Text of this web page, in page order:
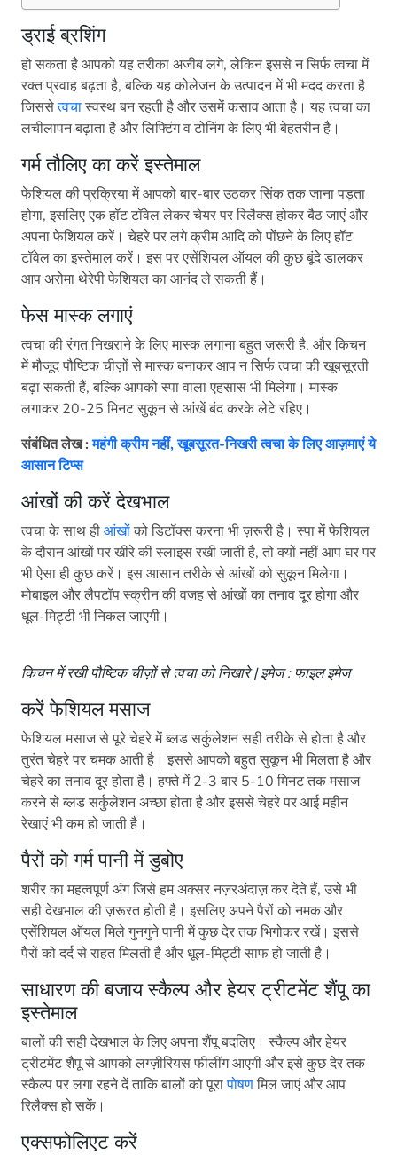
ड्राई ब्रशिंग
हो सकता है आपको यह तरीका अजीब लगे, लेकिन इससे न सिर्फ त्वचा में
रक्त प्रवाह बढ़ता है, बल्कि यह कोलेजन के उत्पादन में भी मदद करता है
जिससेत्वचास्वस्थ बन रहती है और उसमें कसाव आता है। यह त्वचा का
लचीलापन बढ़ाता है और लिफ्टिंग व टोनिंग के लिए भी बेहतरीन है।
गर्म तौलिए का करें इस्तेमाल
फेशियल की प्रक्रिया में आपको बार-बार उठकर सिंक तक जाना पड़ता
होगा, इसलिए एक हॉट टॉवेल लेकर चेयर पर रिलैक्स होकर बैठ जाएं और
अपना फेशियल करें। चेहरे पर लगे क्रीम आदि को पोंछने के लिए हॉट
टॉवेल का इस्तेमाल करें। इस पर एसेंशियल ऑयल की कुछ बूंदे डालकर
आप अरोमा थेरेपी फेशियल का आनंद ले सकती हैं।
फेस मास्क लगाएं
त्वचा की रंगत निखराने के लिए मास्क लगाना बहुत ज़रूरी है, और किचन
में मौजूद पौष्टिक चीज़ों से मास्क बनाकर आप न सिर्फ त्वचा की खूबसूरती
बढ़ा सकती हैं, बल्कि आपको स्पा वाला एहसास भी मिलेगा। मास्क
लगाकर 20-25 मिनट सुकून से आंखें बंद करके लेटे रहिए।
संबंधित लेख :महंगी क्रीम नहीं, खूबसूरत-निखरी त्वचा के लिए आज़माएं ये
आसान टिप्स
आंखों की करें देखभाल
त्वचा के साथ हीआंखोंको डिटॉक्स करना भी ज़रूरी है। स्पा में फेशियल
के दौरान आंखों पर खीरे की स्लाइस रखी जाती है, तो क्यों नहीं आप घर पर
भी ऐसा ही कुछ करें। इस आसान तरीके से आंखों को सुकून मिलेगा।
मोबाइल और लैपटॉप स्क्रीन की वजह से आंखों का तनाव दूर होगा और
धूल-मिट्टी भी निकल जाएगी।
किचन में रखी पौष्टिक चीज़ों से त्वचा को निखारे | इमेज : फाइल इमेज
करें फेशियल मसाज
फेशियल मसाज से पूरे चेहरे में ब्लड सर्कुलेशन सही तरीके से होता है और
तुरंत चेहरे पर चमक आती है। इससे आपको बहुत सुकून भी मिलता है और
चेहरे का तनाव दूर होता है। हफ्ते में 2-3 बार 5-10 मिनट तक मसाज
करने से ब्लड सर्कुलेशन अच्छा होता है और इससे चेहरे पर आई महीन
रेखाएं भी कम हो जाती है।
पैरों को गर्म पानी में डुबोए
शरीर का महत्वपूर्ण अंग जिसे हम अक्सर नज़रअंदाज़ कर देते हैं, उसे भी
सही देखभाल की ज़रूरत होती है। इसलिए अपने पैरों को नमक और
एसेंशियल ऑयल मिले गुनगुने पानी में कुछ देर तक भिगोकर रखें। इससे
पैरों को दर्द से राहत मिलती है और धूल-मिट्टी साफ हो जाती है।
साधारण की बजाय स्कैल्प और हेयर ट्रीटमेंट शैंपू का
इस्तेमाल
बालों की सही देखभाल के लिए अपना शैंपू बदलिए। स्कैल्प और हेयर
ट्रीटमेंट शैंपू से आपको लग्ज़ीरियस फीलींग आएगी और इसे कुछ देर तक
स्कैल्प पर लगा रहने दें ताकि बालों को पूरापोषणमिल जाएं और आप
रिलैक्स हो सकें।
एक्सफोलिएट करें